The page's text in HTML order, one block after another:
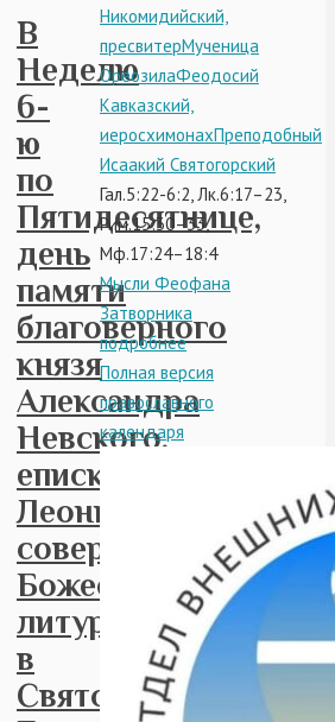
В
Неделю
6-
ю
по
Пятидесятнице,
день
памяти
благоверного
князя
Александра
Невского,
епископ
Леонид
совершил
Божественную
литургию
в
Свято-
Никомидийский,
пресвитерМученица
ОреозилаФеодосий
Кавказский,
иеросхимонахПреподобный
Исаакий Святогорский
Гал.5:22-6:2, Лк.6:17–23,
Рим.15:30–33,
Мф.17:24–18:4
Мысли Феофана
Затворника
подробнее
Полная версия
православного
календаря